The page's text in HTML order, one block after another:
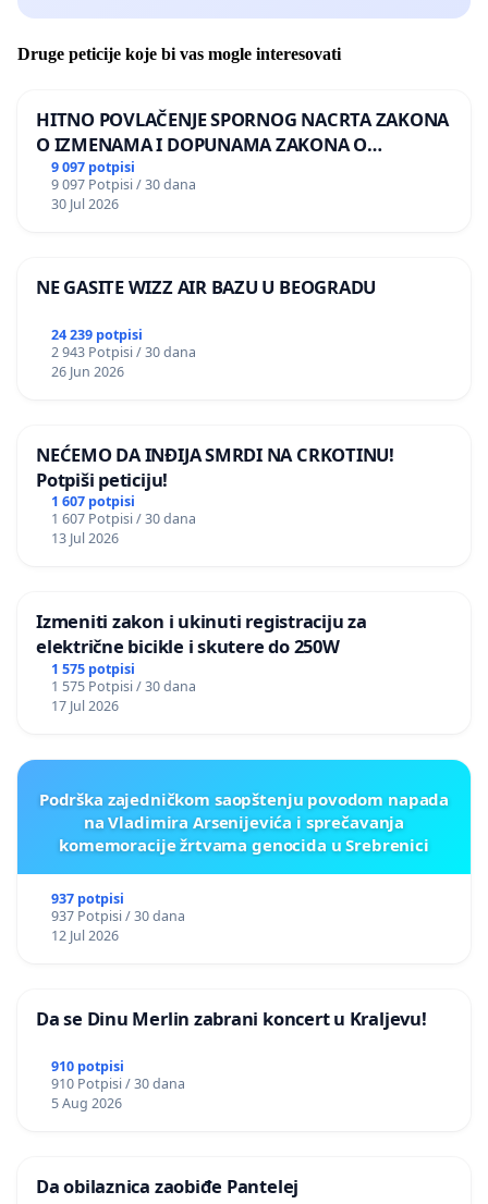
Druge peticije koje bi vas mogle interesovati
HITNO POVLAČENJE SPORNOG NACRTA ZAKONA
O IZMENAMA I DOPUNAMA ZAKONA O
DOBROBITI ŽIVOTINJA
9 097 potpisi
9 097 Potpisi / 30 dana
30 Jul 2026
NE GASITE WIZZ AIR BAZU U BEOGRADU
24 239 potpisi
2 943 Potpisi / 30 dana
26 Jun 2026
NEĆEMO DA INĐIJA SMRDI NA CRKOTINU!
Potpiši peticiju!
1 607 potpisi
1 607 Potpisi / 30 dana
13 Jul 2026
Izmeniti zakon i ukinuti registraciju za
električne bicikle i skutere do 250W
1 575 potpisi
1 575 Potpisi / 30 dana
17 Jul 2026
Podrška zajedničkom saopštenju povodom napada
na Vladimira Arsenijevića i sprečavanja
komemoracije žrtvama genocida u Srebrenici
937 potpisi
937 Potpisi / 30 dana
12 Jul 2026
Da se Dinu Merlin zabrani koncert u Kraljevu!
910 potpisi
910 Potpisi / 30 dana
5 Aug 2026
Da obilaznica zaobiđe Pantelej